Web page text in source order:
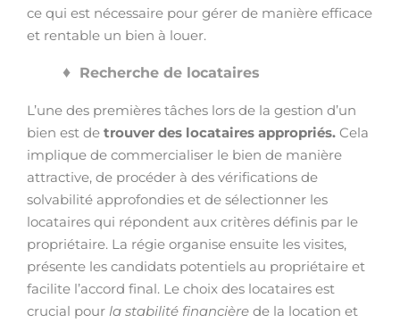
ce qui est nécessaire pour gérer de manière efficace
et rentable un bien à louer.
Recherche de locataires
L’une des premières tâches lors de la gestion d’un
bien est de trouver des locataires appropriés. Cela
implique de commercialiser le bien de manière
attractive, de procéder à des vérifications de
solvabilité approfondies et de sélectionner les
locataires qui répondent aux critères définis par le
propriétaire. La régie organise ensuite les visites,
présente les candidats potentiels au propriétaire et
facilite l’accord final. Le choix des locataires est
crucial pour la stabilité financière de la location et